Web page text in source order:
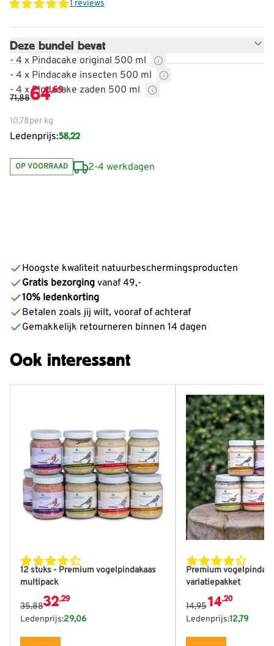
1 reviews
Deze bundel bevat
- 4 x Pindacake original 500 ml
- 4 x Pindacake insecten 500 ml
- 4 x Pindacake zaden 500 ml
71,8864,69
10,78per kg
Ledenprijs:58,22
OP VOORRAAD
2-4 werkdagen
Hoogste kwaliteit natuurbeschermingsproducten
Gratis bezorging vanaf 49,-
10% ledenkorting
Betalen zoals jij wilt, vooraf of achteraf
Gemakkelijk retourneren binnen 14 dagen
Ook interessant
12 stuks - Premium vogelpindakaas
multipack
De prijs is afhankelijk van de gekozen opties op de
35,8832,29
Ledenprijs:29,06
Premium
variatiepakket
De prijs is
14,9514,20
Ledenprijs:12,79